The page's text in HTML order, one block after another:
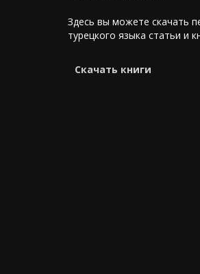
Здесь вы можете скачать
турецкого языка статьи и
Cкачать книги